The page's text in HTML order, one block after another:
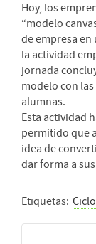
Hoy, los
“modelo
de empresa
la actividad
jornada
modelo con
alumnas.
Esta actividad
permitido que
idea de
dar forma a
Etiquetas: